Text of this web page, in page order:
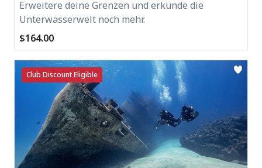
Erweitere deine Grenzen und erkunde die
Unterwasserwelt noch mehr.
$164.00
Club Discount Eligible